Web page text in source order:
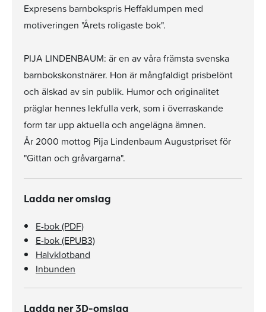
Expresens barnbokspris Heffaklumpen med
motiveringen "Årets roligaste bok".
PIJA LINDENBAUM: är en av våra främsta svenska
barnbokskonstnärer. Hon är mångfaldigt prisbelönt
och älskad av sin publik. Humor och originalitet
präglar hennes lekfulla verk, som i överraskande
form tar upp aktuella och angelägna ämnen.
År 2000 mottog Pija Lindenbaum Augustpriset för
"Gittan och gråvargarna".
Ladda ner omslag
E-bok (PDF)
E-bok (EPUB3)
Halvklotband
Inbunden
Ladda ner 3D-omslag